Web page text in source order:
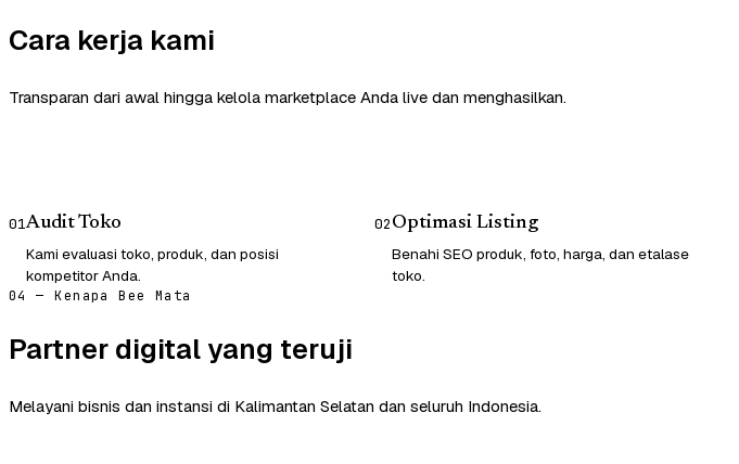
Cara kerja kami
Transparan dari awal hingga kelola marketplace Anda live dan menghasilkan.
01Audit Toko
Kami evaluasi toko, produk, dan posisi
kompetitor Anda.
02Optimasi Listing
Benahi SEO produk, foto, harga, dan etalase
toko.
04 — Kenapa Bee Mata
Partner digital yang teruji
Melayani bisnis dan instansi di Kalimantan Selatan dan seluruh Indonesia.